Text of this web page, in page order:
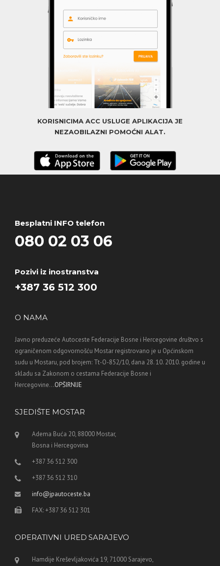
KORISNICIMA ACC USLUGE APLIKACIJA JE
NEZAOBILAZNI POMOĆNI ALAT.
Besplatni INFO telefon
080 02 03 06
Pozivi iz inostranstva
+387 36 512 300
O NAMA
Javno preduzeće Autoceste Federacije Bosne i Hercegovine društvo s
ograničenom odgovornošću Mostar registrovano je u Općinskom
sudu u Mostaru, pod brojem: Tt-O-852/10, dana 28. 10. 2010. godine u
skladu sa Zakonom o cestama Federacije Bosne i
Hercegovine...OPŠIRNIJE
SJEDIŠTE MOSTAR
Adema Buća 20, 88000 Mostar,
Bosna i Hercegovina
+387 36 512 300
+387 36 512 310
info@jpautoceste.ba
FAX: +387 36 512 301
OPERATIVNI URED SARAJEVO
Hamdije Kreševljakovića 19, 71000 Sarajevo,